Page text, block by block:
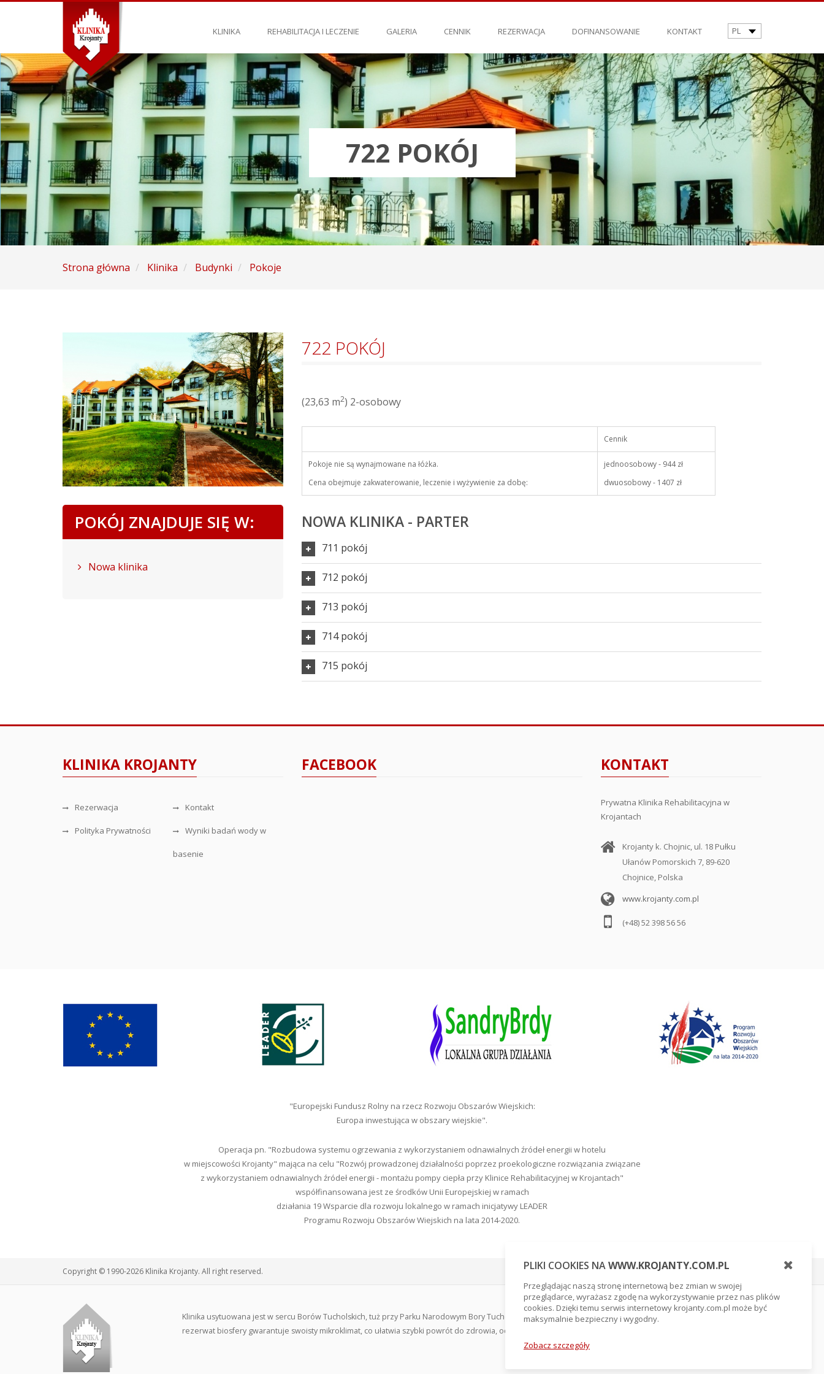
KLINIKA REHABILITACJA I LECZENIE GALERIA CENNIK REZERWACJA DOFINANSOWANIE KONTAKT PL
722 POKÓJ
Strona główna Klinika Budynki Pokoje
POKÓJ ZNAJDUJE SIĘ W:
Nowa klinika
722 POKÓJ
(23,63 m2) 2-osobowy
Cennik
Pokoje nie są wynajmowane na łóżka.
Cena obejmuje zakwaterowanie, leczenie i wyżywienie za dobę:
jednoosobowy - 944 zł
dwuosobowy - 1407 zł
NOWA KLINIKA - PARTER
711 pokój
712 pokój
713 pokój
714 pokój
715 pokój
KLINIKA KROJANTY
Rezerwacja Kontakt
Polityka Prywatności Wyniki badań wody w
basenie
FACEBOOK KONTAKT
Prywatna Klinika Rehabilitacyjna w
Krojantach
Krojanty k. Chojnic, ul. 18 Pułku
Ułanów Pomorskich 7, 89-620
Chojnice, Polska
www.krojanty.com.pl
(+48) 52 398 56 56
"Europejski Fundusz Rolny na rzecz Rozwoju Obszarów Wiejskich:
Europa inwestująca w obszary wiejskie".
Operacja pn. "Rozbudowa systemu ogrzewania z wykorzystaniem odnawialnych źródeł energii w hotelu
w miejscowości Krojanty" mająca na celu "Rozwój prowadzonej działalności poprzez proekologiczne rozwiązania związane
z wykorzystaniem odnawialnych źródeł energii - montażu pompy ciepła przy Klinice Rehabilitacyjnej w Krojantach"
współfinansowana jest ze środków Unii Europejskiej w ramach
działania 19 Wsparcie dla rozwoju lokalnego w ramach inicjatywy LEADER
Programu Rozwoju Obszarów Wiejskich na lata 2014-2020.
Copyright © 1990-2026 Klinika Krojanty. All right reserved. Wykonanie: Serwisy firmowe
Klinika usytuowana jest w sercu Borów Tucholskich, tuż przy Parku Narodowym Bory Tucholskie, w otoczeniu lasów i jezior pojezierza pomorskiego. Ten
rezerwat biosfery gwarantuje swoisty mikroklimat, co ułatwia szybki powrót do zdrowia, odnowienie sił fizycznych i odprężenie psychiczne.
PLIKI COOKIES NAWWW.KROJANTY.COM.PL
Przeglądając naszą stronę internetową bez zmian w swojej
przeglądarce, wyrażasz zgodę na wykorzystywanie przez nas plików
cookies. Dzięki temu serwis internetowy krojanty.com.pl może być
maksymalnie bezpieczny i wygodny.
Zobacz szczegóły